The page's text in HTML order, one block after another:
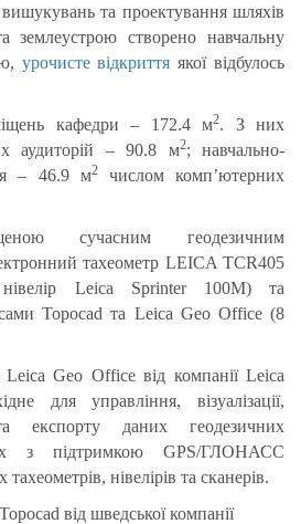
та проектування шляхів
землеустрою створено навчальну
урочисте відкриття якої відбулось
кафедри – 172.4 м2. З них
аудиторій – 90.8 м2; навчально-
– 46.9 м2числом комп’ютерних
сучасним геодезичним
тахеометр LEICA TCR405
Leica Sprinter 100M) та
Topocad та Leica Geo Office (8
Geo Office від компанії Leica
для управління, візуалізації,
експорту даних геодезичних
з підтримкою GPS/ГЛОНАСС
нівелірів та сканерів.
від шведської компанії